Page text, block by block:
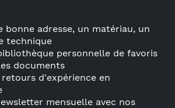
bonne adresse, un matériau, un
technique
personnelle de favoris
documents
d'expérience en
mensuelle avec nos